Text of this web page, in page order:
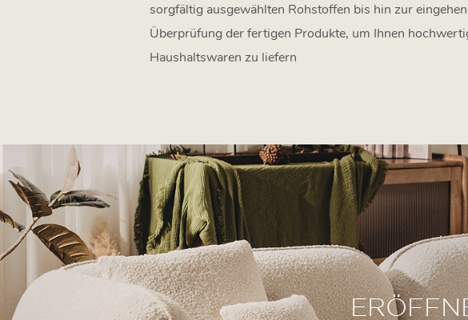
sorgfältig ausgewählten Rohstoffen bis hin zur
Überprüfung der fertigen Produkte, um Ihnen
Haushaltswaren zu liefern